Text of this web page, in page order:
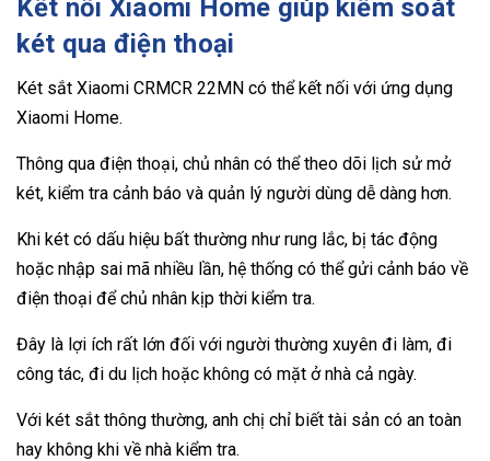
Kết nối Xiaomi Home giúp kiểm soát
két qua điện thoại
Két sắt Xiaomi CRMCR 22MN có thể kết nối với ứng dụng
Xiaomi Home.
Thông qua điện thoại, chủ nhân có thể theo dõi lịch sử mở
két, kiểm tra cảnh báo và quản lý người dùng dễ dàng hơn.
Khi két có dấu hiệu bất thường như rung lắc, bị tác động
hoặc nhập sai mã nhiều lần, hệ thống có thể gửi cảnh báo về
điện thoại để chủ nhân kịp thời kiểm tra.
Đây là lợi ích rất lớn đối với người thường xuyên đi làm, đi
công tác, đi du lịch hoặc không có mặt ở nhà cả ngày.
Với két sắt thông thường, anh chị chỉ biết tài sản có an toàn
hay không khi về nhà kiểm tra.